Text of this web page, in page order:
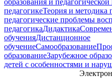
образования и
педагогикеТеория и методика
педагогические проблемы
педагогикаДидактика
обученияДистанционное
обучениеСамообразование
образованиеЗарубежное
детей с особенностями и